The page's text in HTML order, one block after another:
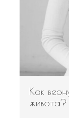
Как
живота?